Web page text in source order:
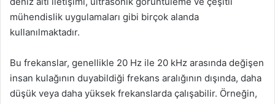
mühendislik uygulamaları gibi birçok alanda
kullanılmaktadır.
Bu frekanslar, genellikle 20 Hz ile 20 kHz arasında değişen
insan kulağının duyabildiği frekans aralığının dışında, daha
düşük veya daha yüksek frekanslarda çalışabilir. Örneğin,